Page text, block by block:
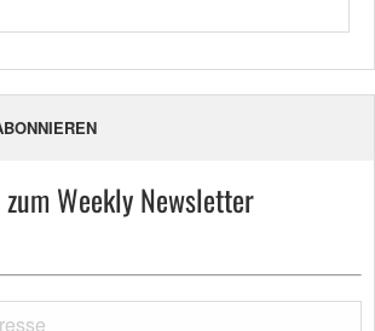
Weekly Newsletter